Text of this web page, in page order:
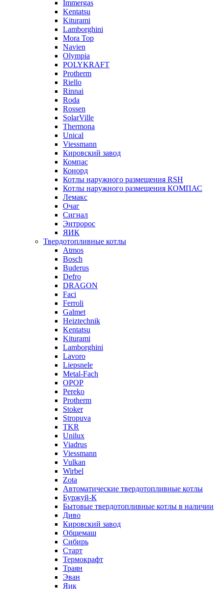
Immergas
Kentatsu
Kiturami
Lamborghini
Mora Top
Navien
Olympia
POLYKRAFT
Protherm
Riello
Rinnai
Roda
Rossen
SolarVille
Thermona
Unical
Viessmann
Кировский завод
Компас
Конорд
Котлы наружного размещения RSH
Котлы наружного размещения КОМПАС
Лемакс
Очаг
Сигнал
Энтророс
ЯИК
Твердотопливные котлы
Atmos
Bosch
Buderus
Defro
DRAGON
Faci
Ferroli
Galmet
Heiztechnik
Kentatsu
Kiturami
Lamborghini
Lavoro
Liepsnele
Metal-Fach
OPOP
Pereko
Protherm
Stoker
Stropuva
TKR
Unilux
Viadrus
Viessmann
Vulkan
Wirbel
Zota
Автоматические твердотопливные котлы
Буржуй-К
Бытовые твердотопливные котлы в наличии
Диво
Кировский завод
Общемаш
Сибирь
Старт
Термокрафт
Траян
Эван
Яик